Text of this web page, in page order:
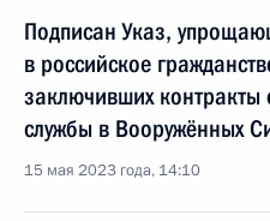
Подписан Указ,
в российское
заключивших
службы в Вооружённых
15 мая 2023 года, 14:10